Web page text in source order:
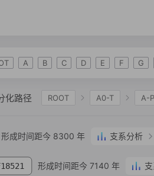
A B C D E F G
化路径 ROOT A0-T A-
O-N6 O-AM01856 O-N7
形成时间距今 8300 年 支系分析
形成时间距今 7140 年